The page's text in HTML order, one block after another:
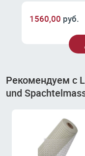
1560,00 руб.
Рекомендуем с
und